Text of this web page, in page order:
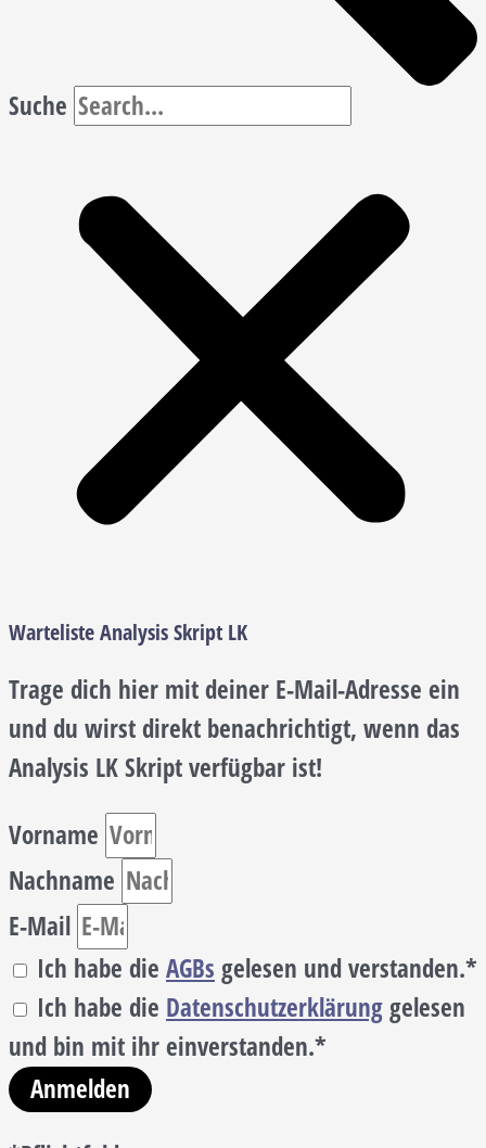
Suche
WartelisteAnalysis Skript LK
Trage dich hier mit deiner E-Mail-Adresse ein
und du wirst direkt benachrichtigt, wenn das
Analysis LK Skript verfügbar ist!
Vorname
Nachname
E-Mail
Ich habe die AGBs gelesen und verstanden.*
Ich habe die Datenschutzerklärung gelesen
und bin mit ihr einverstanden.*
Anmelden